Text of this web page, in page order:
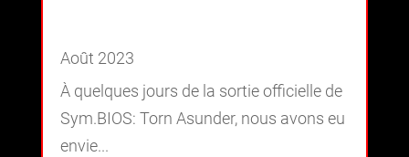
Août 2023
À quelques jours de la sortie officielle de
Sym.BIOS: Torn Asunder, nous avons eu
envie...